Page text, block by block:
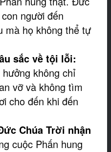
người đến
mà họ không thể tự
sắc về tội lỗi:
không chỉ
vỡ và không tìm
cho đến khi đến
Chúa Trời nhận
cuộc Phấn hung